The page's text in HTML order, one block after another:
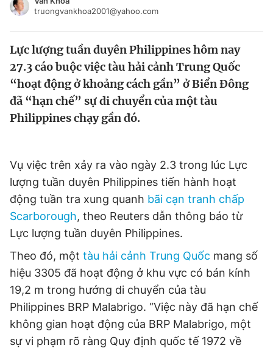
Video Magazine
Sản phẩm khác
Thông tin tòa soạn Liên hệ quảng cáo
Đọc Thanh Niên trên điện thoại
Theo dõi báo trên
Đăng xuất
truongvankhoa2001@yahoo.com
Lực lượng tuần duyên Philippines hôm nay
27.3 cáo buộc việc tàu hải cảnh Trung Quốc
“hoạt động ở khoảng cách gần” ở Biển Đông
đã “hạn chế” sự di chuyển của một tàu
Philippines chạy gần đó.
Vụ việc trên xảy ra vào ngày 2.3 trong lúc Lực
lượng tuần duyên Philippines tiến hành hoạt
động tuần tra xung quanh bãi cạn tranh chấp
Scarborough, theo Reuters dẫn thông báo từ
Lực lượng tuần duyên Philippines.
Theo đó, một tàu hải cảnh Trung Quốc mang số
hiệu 3305 đã hoạt động ở khu vực có bán kính
19,2 m trong hướng di chuyển của tàu
Philippines BRP Malabrigo. “Việc này đã hạn chế
không gian hoạt động của BRP Malabrigo, một
sự vi phạm rõ ràng Quy định quốc tế 1972 về